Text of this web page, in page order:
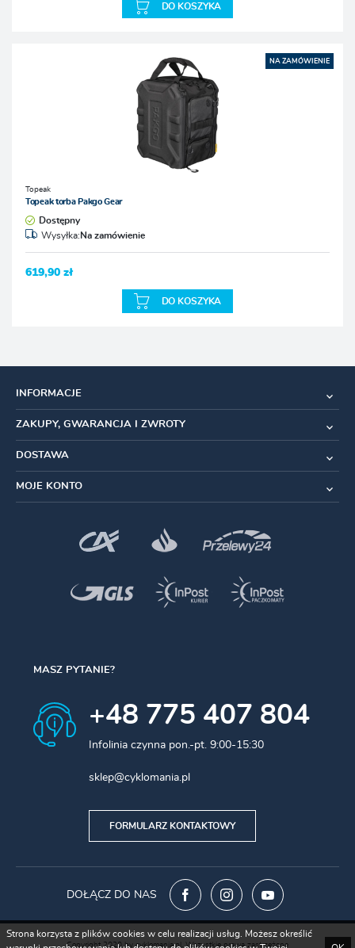
DO KOSZYKA
NA ZAMÓWIENIE
Topeak
Topeak torba Pakgo Gear
Dostępny
Wysyłka:Na zamówienie
619,90 zł
DO KOSZYKA
INFORMACJE
ZAKUPY, GWARANCJA I ZWROTY
DOSTAWA
MOJE KONTO
MASZ PYTANIE?
+48 775 407 804
Infolinia czynna pon.-pt. 9:00-15:30
sklep@cyklomania.pl
FORMULARZ KONTAKTOWY
DOŁĄCZ DO NAS
Copyright 2020 by cyklomania.pl. Wszystkie prawa zastrzeżone
Strona korzysta z plików cookies w celu realizacji usług. Możesz określić